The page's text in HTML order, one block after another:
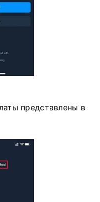
представлены в